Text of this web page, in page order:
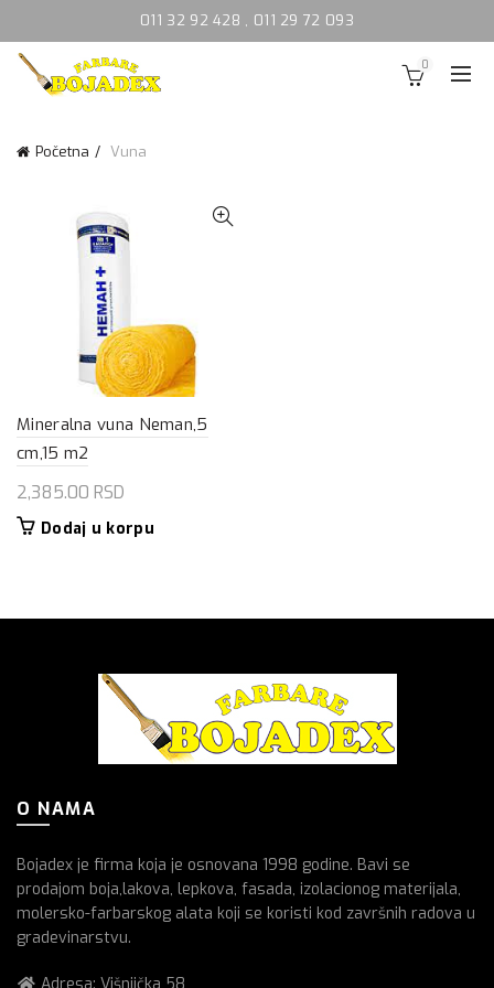
011 32 92 428 , 011 29 72 093
0
Početna Vuna
Mineralna vuna Neman,5
cm,15 m2
2,385.00 RSD
Dodaj u korpu
O NAMA
Bojadex je firma koja je osnovana 1998 godine. Bavi se
prodajom boja,lakova, lepkova, fasada, izolacionog materijala,
molersko-farbarskog alata koji se koristi kod završnih radova u
gradevinarstvu.